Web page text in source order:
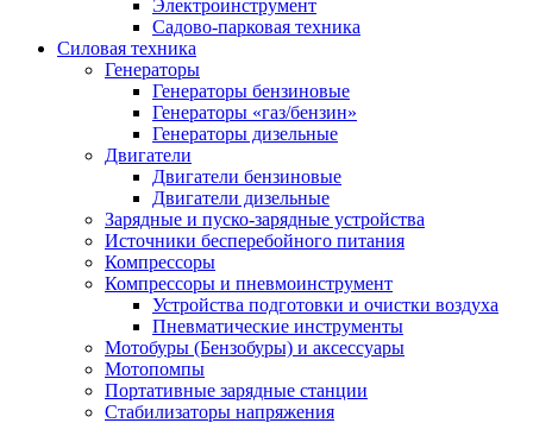
Электроинструмент
Садово-парковая техника
Силовая техника
Генераторы
Генераторы бензиновые
Генераторы «газ/бензин»
Генераторы дизельные
Двигатели
Двигатели бензиновые
Двигатели дизельные
Зарядные и пуско-зарядные устройства
Источники бесперебойного питания
Компрессоры
Компрессоры и пневмоинструмент
Устройства подготовки и очистки воздуха
Пневматические инструменты
Мотобуры (Бензобуры) и аксессуары
Мотопомпы
Портативные зарядные станции
Стабилизаторы напряжения